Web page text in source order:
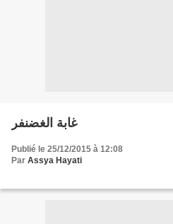
غابة الغضنفر
Publié le 25/12/2015 à 12:08
Par Assya Hayati